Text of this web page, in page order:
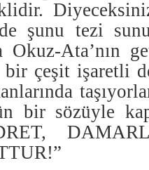
şunu tezi
Okuz-Ata’nın
çeşit işaretli
bir sözüyle